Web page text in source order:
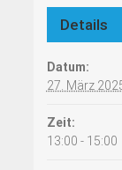
Details
Datum:
27. März
Zeit:
13:00 - 15:00